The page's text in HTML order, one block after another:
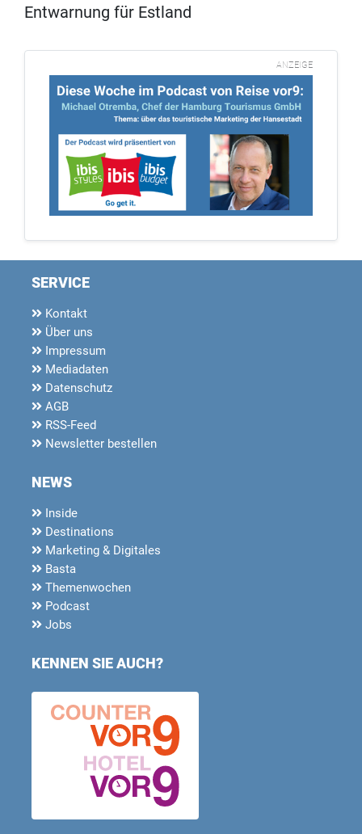
Entwarnung für Estland
ANZEIGE
SERVICE
Kontakt
Über uns
Impressum
Mediadaten
Datenschutz
AGB
RSS-Feed
Newsletter bestellen
NEWS
Inside
Destinations
Marketing & Digitales
Basta
Themenwochen
Podcast
Jobs
KENNEN SIE AUCH?